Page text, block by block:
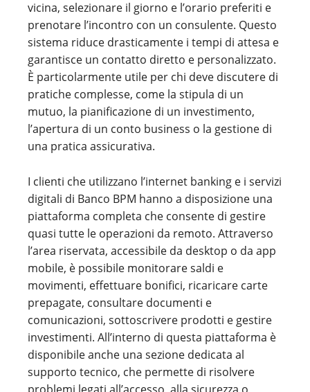
vicina, selezionare il giorno e l’orario preferiti e
prenotare l’incontro con un consulente. Questo
sistema riduce drasticamente i tempi di attesa e
garantisce un contatto diretto e personalizzato.
È particolarmente utile per chi deve discutere di
pratiche complesse, come la stipula di un
mutuo, la pianificazione di un investimento,
l’apertura di un conto business o la gestione di
una pratica assicurativa.
I clienti che utilizzano l’internet banking e i servizi
digitali di Banco BPM hanno a disposizione una
piattaforma completa che consente di gestire
quasi tutte le operazioni da remoto. Attraverso
l’area riservata, accessibile da desktop o da app
mobile, è possibile monitorare saldi e
movimenti, effettuare bonifici, ricaricare carte
prepagate, consultare documenti e
comunicazioni, sottoscrivere prodotti e gestire
investimenti. All’interno di questa piattaforma è
disponibile anche una sezione dedicata al
supporto tecnico, che permette di risolvere